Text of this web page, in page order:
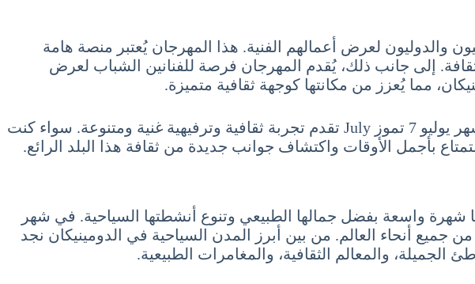
والدوليون لعرض أعمالهم الفنية. هذا المهرجان يُعتبر منصة هامة
إلى جانب ذلك، يُقدم المهرجان فرصة للفنانين الشباب لعرض
مما يُعزز من مكانتها كوجهة ثقافية متميزة.
في النهاية، يمكن القول إن الفعاليات والمهرجانات التي تقام خلال السياحة في الدومينيكان شهر يوليو 7 تموز July تقدم تجربة ثقافية وترفيهية غنية ومتنوعة. سواء كنت
بأجمل الأوقات واكتشاف جوانب جديدة من ثقافة هذا البلد الرائع.
شهرة واسعة بفضل جمالها الطبيعي وتنوع أنشطتها السياحية. في شهر
جميع أنحاء العالم. من بين أبرز المدن السياحية في الدومينيكان نجد
الجميلة، والمعالم الثقافية، والمغامرات الطبيعية.